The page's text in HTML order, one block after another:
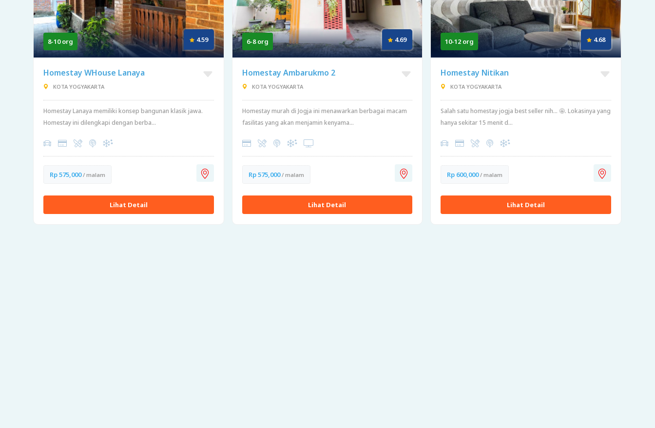
8-10 org 4.59
Homestay WHouse Lanaya
KOTA YOGYAKARTA
Homestay Lanaya memiliki konsep bangunan klasik jawa.
Homestay ini dilengkapi dengan berba...
Rp 575,000/ malam
Lihat Detail
6-8 org 4.69
Homestay Ambarukmo 2
KOTA YOGYAKARTA
Homestay murah di Jogja ini menawarkan berbagai macam
fasilitas yang akan menjamin kenyama...
Rp 575,000/ malam
Lihat Detail
10-12 org 4.68
Homestay Nitikan
KOTA YOGYAKARTA
Salah satu homestay jogja best seller nih... 🤩. Lokasinya yang
hanya sekitar 15 menit d...
Rp 600,000/ malam
Lihat Detail